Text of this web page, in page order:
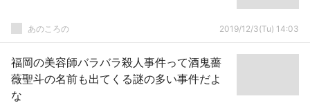
あのころの 2019/12/3(Tu) 14:03
福岡の美容師バラバラ殺人事件って酒鬼薔
薇聖斗の名前も出てくる謎の多い事件だよ
な